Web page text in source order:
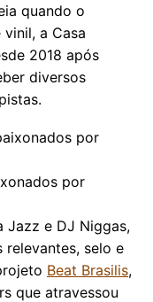
quando o
a Casa
2018 após
diversos
por
Jazz e DJ Niggas,
relevantes, selo e
Beat Brasilis,
que atravessou